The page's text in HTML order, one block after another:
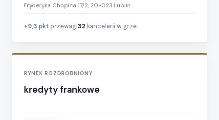
Fryderyka Chopina 17/2, 20-023 Lublin
+9,3 pkt przewagi32 kancelarii w grze
RYNEK ROZDROBNIONY
kredyty frankowe